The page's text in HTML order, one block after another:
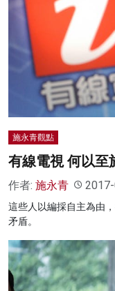
施永青觀點
有線電視 何以至
作者: 施永青
這些人以編採自主為由
矛盾。